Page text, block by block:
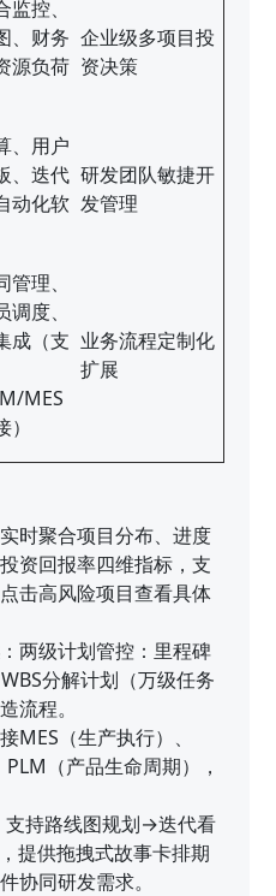
控、
、财务
源负荷
企业级多项目投
资决策
、用户
、迭代
动化软
研发团队敏捷开
发管理
理、
度、
成（支
MES
业务流程定制化
扩展
时聚合项目分布、进度
资回报率四维指标，支
击高风险项目查看具体
：两级计划管控：里程碑
分解计划（万级任务
流程。
MES（生产执行）、
（产品生命周期），
支持路线图规划→迭代看
提供拖拽式故事卡排期
协同研发需求。